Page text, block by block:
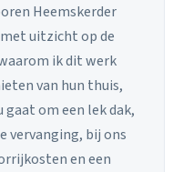
Heemskerder
uitzicht op de
ik dit werk
van hun thuis,
gaat om een lek dak,
vervanging, bij ons
en een